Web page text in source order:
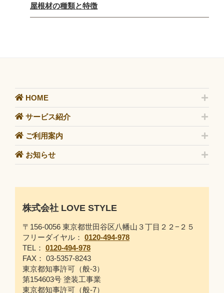
屋根材の種類と特徴
HOME
サービス紹介
ご利用案内
お知らせ
株式会社 LOVE STYLE
〒156-0056 東京都世田谷区八幡山３丁目２２−２５
フリーダイヤル： 0120-494-978
TEL： 0120-494-978
FAX： 03-5357-8243
東京都知事許可（般-3）
第154603号 塗装工事業
東京都知事許可（般-7）